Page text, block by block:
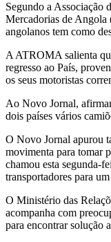
Segundo a Associação
Mercadorias de
angolanos tem como
A ATROMA salienta
regresso ao País,
os seus motoristas
Ao Novo Jornal,
dois países vários
O Novo Jornal apurou
movimenta para tomar
chamou esta segunda-
transportadores para
O Ministério das
acompanha com
para encontrar solução